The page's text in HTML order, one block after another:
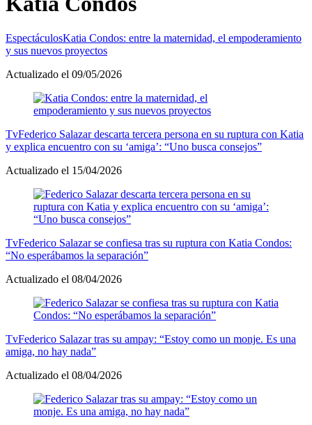
EspectáculosKatia Condos: entre la maternidad, el empoderamiento
y sus nuevos proyectos
Actualizado el 09/05/2026
TvFederico Salazar descarta tercera persona en su ruptura con Katia
y explica encuentro con su ‘amiga’: “Uno busca consejos”
Actualizado el 15/04/2026
TvFederico Salazar se confiesa tras su ruptura con Katia Condos:
“No esperábamos la separación”
Actualizado el 08/04/2026
TvFederico Salazar tras su ampay: “Estoy como un monje. Es una
amiga, no hay nada”
Actualizado el 08/04/2026